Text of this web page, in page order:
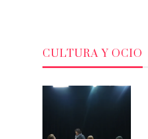
CULTURA Y OCIO